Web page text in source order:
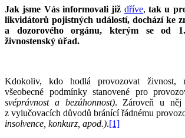
Jak jsme Vás informovali již dříve, tak u
likvidátorů pojistných událostí, dochází ke
a dozorového orgánu, kterým se od
živnostenský úřad.
Kdokoliv, kdo hodlá provozovat živnost,
všeobecné podmínky stanovené pro
svéprávnost a bezúhonnost). Zároveň u něj
z vylučovacích důvodů bránící řádnému
insolvence, konkurz, apod.).[1]